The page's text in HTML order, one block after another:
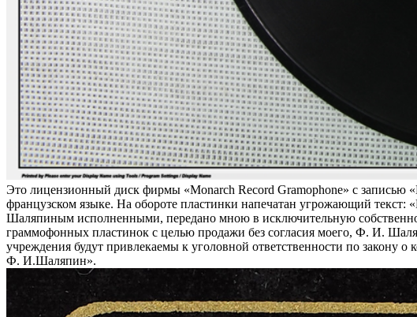
Это лицензионный диск фирмы «Monarch Record Gramophone» с записью
французском языке. На обороте пластинки напечатан угрожающий
Шаляпиным исполненными, передано мною в исключительную
граммофонных пластинок с целью продажи без согласия моего, Ф. И.
учреждения будут привлекаемы к уголовной ответственности по
Ф. И.Шаляпин».